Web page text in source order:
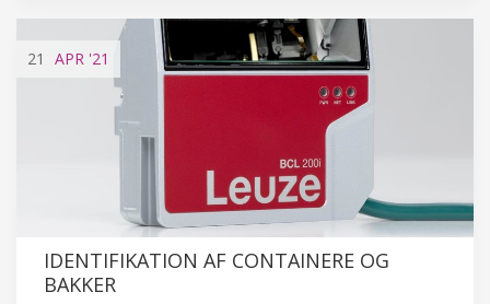
21 APR '21
IDENTIFIKATION AF CONTAINERE OG
BAKKER